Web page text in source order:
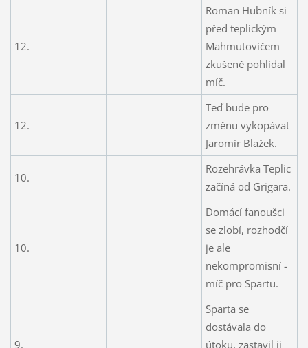
12.
Roman Hubník si
před teplickým
Mahmutovičem
zkušeně pohlídal
míč.
12.
Teď bude pro
změnu vykopávat
Jaromír Blažek.
10.
Rozehrávka Teplic
začíná od Grigara.
10.
Domácí fanoušci
se zlobí, rozhodčí
je ale
nekompromisní -
míč pro Spartu.
9.
Sparta se
dostávala do
útoku, zastavil ji